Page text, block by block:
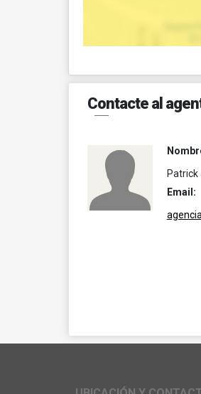
Contacte al
Patrick
Email: